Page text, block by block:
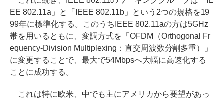
EE 802.11a」と「IEEE 802.11b」という2つの規格を19
99年に標準化する。このうちIEEE 802.11aの方は5GHz
帯を用いるともに、変調方式を「OFDM（Orthogonal Fr
equency-Division Multiplexing：直交周波数分割多重）」
に変更することで、最大で54Mbpsへ大幅に高速化する
ことに成功する。
これは特に欧米、中でも主にアメリカから要望があっ